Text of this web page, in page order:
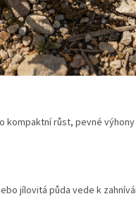
růst, pevné
jílovitá půda vede k